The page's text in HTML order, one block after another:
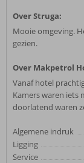
Over Struga:
Mooie omgeving.
gezien.
Over Makpetrol
Vanaf hotel
Kamers waren iets
doorlatend waren
Algemene indruk
Ligging
Service